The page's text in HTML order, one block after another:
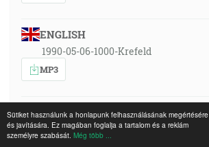
Sütiket használunk a honlapunk felhasználásának megértésére
és javítására. Ez magában foglalja a tartalom és a reklám
személyre szabását. Még több ...
ENGLISH
1990-05-06-1000-Krefeld
MP3
ESPAÑOL
1990-05-06-1000-Krefeld